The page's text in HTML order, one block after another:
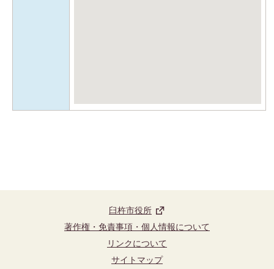
臼杵市役所
著作権・免責事項・個人情報について
リンクについて
サイトマップ